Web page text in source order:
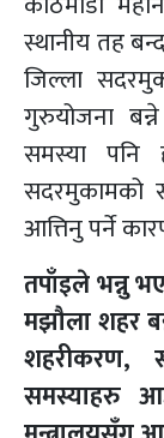
स्थानीय तह
जिल्ला
गुरुयोजना
समस्या
सदरमुकामको
आत्तिनु पर्ने
तपाँइले भन्नु
मझौला शहर
शहरीकरण,
समस्याहरु